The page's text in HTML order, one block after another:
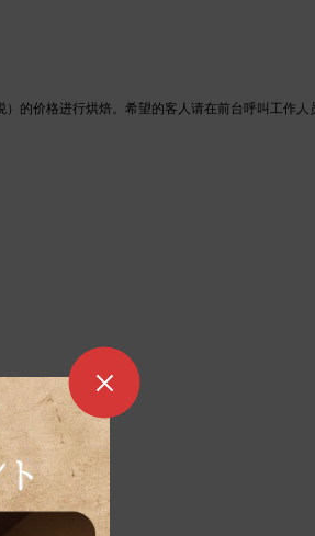
的价格进行烘焙。希望的客人请在前台呼叫工作人